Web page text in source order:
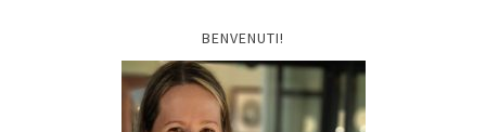
BENVENUTI!